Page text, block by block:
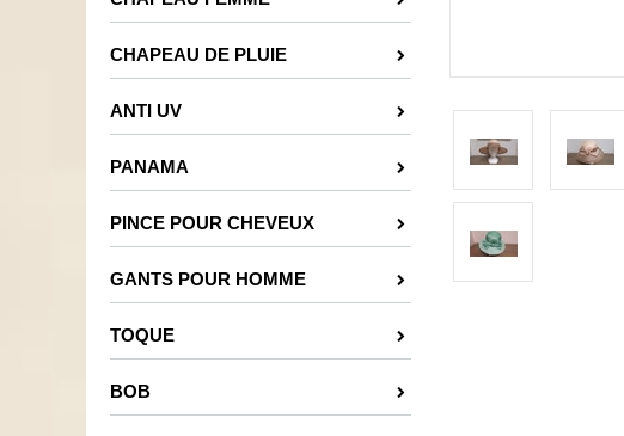
CHAPEAU DE PLUIE
ANTI UV
PANAMA
PINCE POUR CHEVEUX
GANTS POUR HOMME
TOQUE
BOB